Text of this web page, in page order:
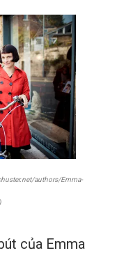
authors/Emma-
của Emma